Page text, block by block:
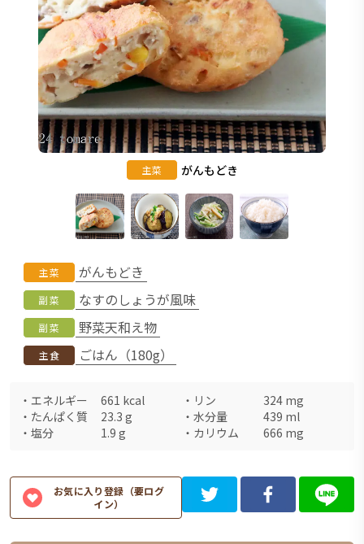
主菜 がんもどき
主菜 がんもどき
副菜 なすのしょうが風味
副菜 野菜天和え物
主食 ごはん（180g）
・ エネルギー 661 kcal ・ リン 324 mg
・ たんぱく質 23.3 g ・ 水分量 439 ml
・ 塩分 1.9 g ・ カリウム 666 mg
お気に入り登録（要ログ
イン）